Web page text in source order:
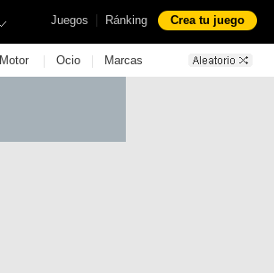
Juegos | Ránking Crea tu juego
Motor | Ocio | Marcas